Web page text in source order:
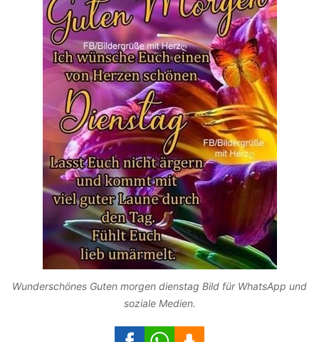
Wunderschönes Guten morgen dienstag Bild für WhatsApp und
soziale Medien.